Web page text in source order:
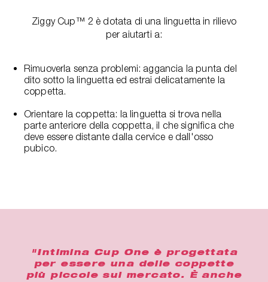
Ziggy Cup™ 2 è dotata di una linguetta in rilievo
per aiutarti a:
Rimuoverla senza problemi: aggancia la punta del
dito sotto la linguetta ed estrai delicatamente la
coppetta.
Orientare la coppetta: la linguetta si trova nella
parte anteriore della coppetta, il che significa che
deve essere distante dalla cervice e dall'osso
pubico.
"Intimina Cup One è progettata
per essere una delle coppette
più piccole sul mercato. È anche